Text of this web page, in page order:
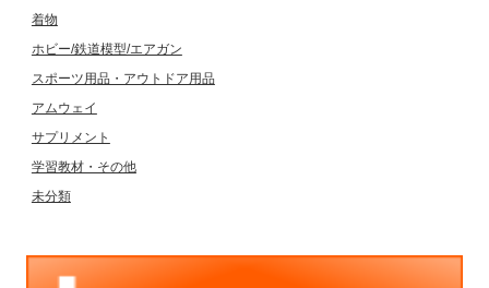
着物
ホビー/鉄道模型/エアガン
スポーツ用品・アウトドア用品
アムウェイ
サプリメント
学習教材・その他
未分類